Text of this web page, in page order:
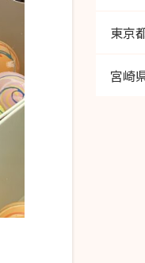
わさ
桃園
佐賀
芦屋
東京
谷中
宮崎